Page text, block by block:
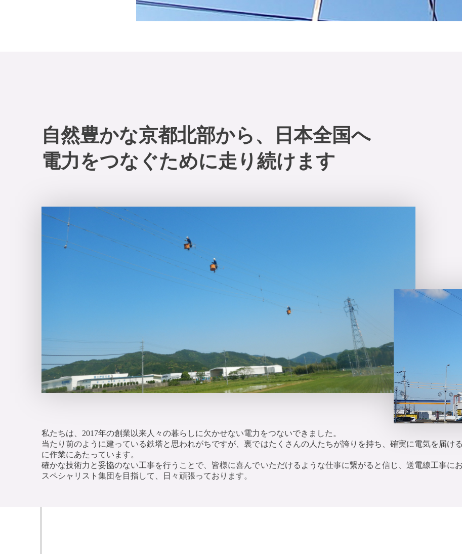
自然豊かな京都北部から、
日本全国へ
電力をつなぐために走り続けます
私たちは、2017年の創業以来人々の暮らしに欠かせない電力をつないできました。
当たり前のように建っている鉄塔と思われがちですが、裏ではたくさんの人たちが誇りを持ち、確実に電気を届け
に作業にあたっています。
確かな技術力と妥協のない工事を行うことで、皆様に喜んでいただけるような仕事に繋がると信じ、送電線工事に
スペシャリスト集団を目指して、日々頑張っております。